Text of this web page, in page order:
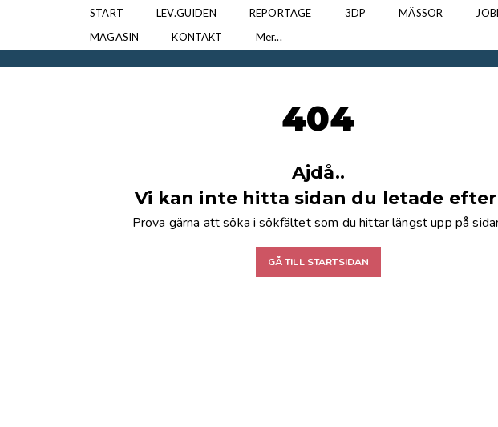
START LEV.GUIDEN REPORTAGE 3DP MÄSSOR
MAGASIN
KONTAKT Mer...
404
Ajdå..
Vi kan inte hitta sidan du letade
Prova gärna att söka i sökfältet som du hittar längst upp på
GÅ TILL STARTSIDAN